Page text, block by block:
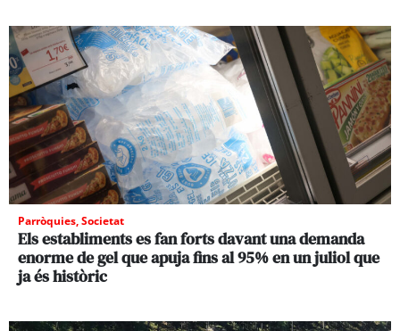
Parròquies,Societat
Els establiments es fan forts davant una demanda
enorme de gel que apuja fins al 95% en un juliol que
ja és històric